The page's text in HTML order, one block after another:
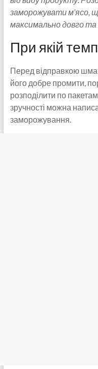
заморожувати м’ясо,
максимально довго
При якій
Перед відправкою
його добре промити,
розподілити по
зручності можна
заморожування.